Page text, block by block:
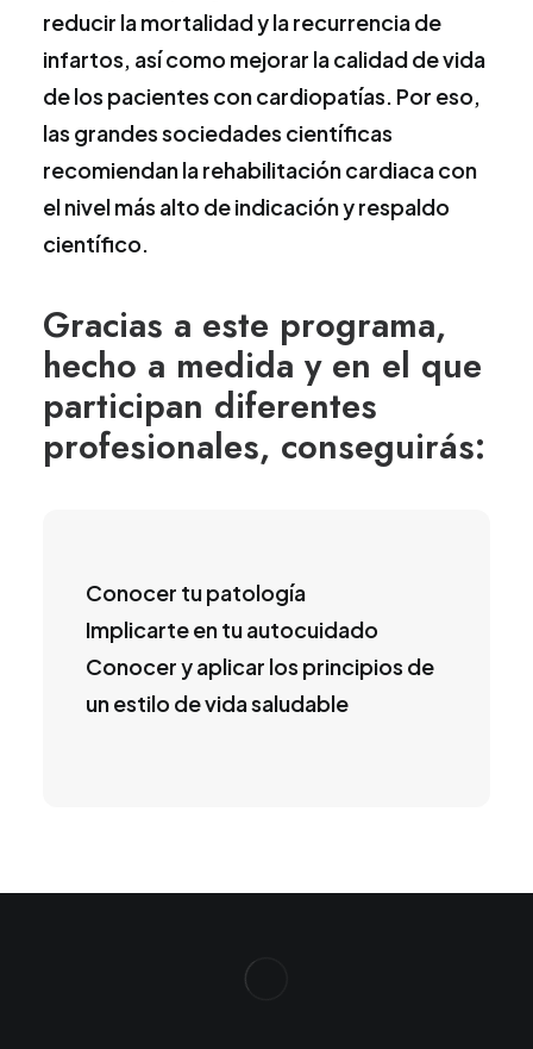
reducir la mortalidad y la recurrencia de
infartos, así como mejorar la calidad de vida
de los pacientes con cardiopatías. Por eso,
las grandes sociedades científicas
recomiendan la rehabilitación cardiaca con
el nivel más alto de indicación y respaldo
científico.
Gracias a este programa,
hecho a medida y en el que
participan diferentes
profesionales, conseguirás:
Conocer tu patología
Implicarte en tu autocuidado
Conocer y aplicar los principios de
un estilo de vida saludable